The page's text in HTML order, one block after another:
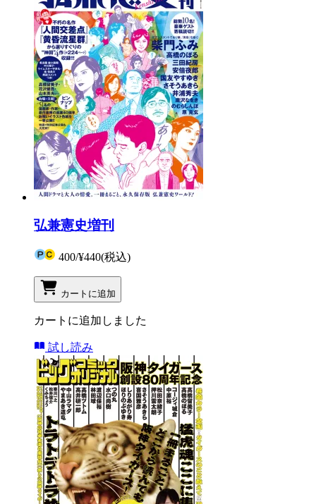
弘兼憲史増刊
400/¥440(税込)
カートに追加
カートに追加しました
試し読み